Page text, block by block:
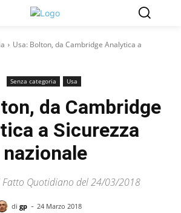
Usa: Bolton, da Cambridge Analytica a
Senza categoria Usa
da Cambridge
a Sicurezza
nazionale
Fatto Quotidiano del 24/03/2018
di gp - 24 Marzo 2018